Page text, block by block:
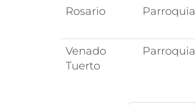
Rosario Parroquia
Venado
Tuerto
Parroquia